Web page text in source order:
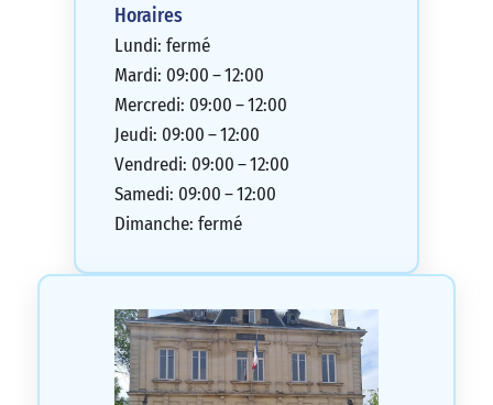
Horaires
Lundi: fermé
Mardi: 09:00 – 12:00
Mercredi: 09:00 – 12:00
Jeudi: 09:00 – 12:00
Vendredi: 09:00 – 12:00
Samedi: 09:00 – 12:00
Dimanche: fermé